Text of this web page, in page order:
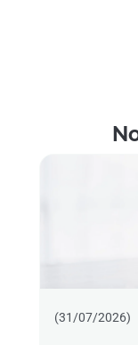
(31/07/2026)